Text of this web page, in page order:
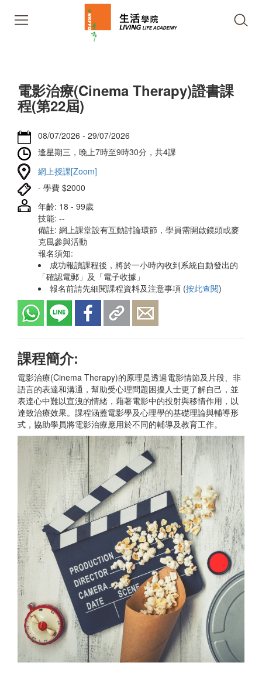
電影治療(Cinema Therapy)證書課
程(第22屆)
08/07/2026 - 29/07/2026
逢星期三，晚上7時至9時30分，共4課
網上授課[Zoom]
- 學費 $2000
年齡: 18 - 99歲
技能: --
備註: 網上課堂設有互動討論環節，學員需開啟鏡頭或麥
克風參與活動
報名須知:
成功報讀課程後，將於一小時內收到系統自動發出的
「確認電郵」及「電子收據」
報名前請先細閱課程資料及注意事項 (按此查閱)
課程簡介:
電影治療(Cinema Therapy)的原理是透過電影情節及片段、非
語言的表達和溝通，幫助受心理問題困擾人士更了解自己，並
表達心中難以宣洩的情緒，藉著電影中的投射與移情作用，以
達致治療效果。課程涵蓋電影學及心理學的基礎理論與輔導形
式，協助學員將電影治療應用於不同的輔導及教育工作。